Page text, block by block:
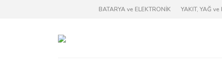
BATARYA ve ELEKTRONİK YAKIT, YAĞ